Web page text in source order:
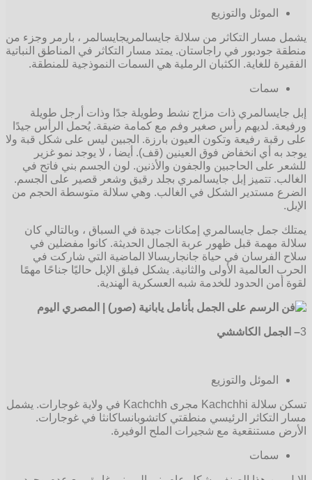
الموئل والتوزيع
يشمل مسار التكاثر من سلالة جايسالمريجايسالمر ، بارمر وجزء من
منطقة جودبور في راجاستان. يمتد مسار التكاثر في المناطق النباتية
الفقيرة للغاية. الكثبان الرملية هي السمات النموذجية للمنطقة.
سمات
إبل جايسالمري ذات مزاج نشط وطويلة جدًا وذات أرجل طويلة
ورفيعة. لديهم رأس صغير وفم مع كمامة ضيقة. يُحمل الرأس جيدًا
على رقبة رفيعة وتكون العيون بارزة. الجبين ليس على شكل قبة ولا
يوجد به أي انخفاض فوق العينين (قف). أيضا ، لا يوجد نمو غزير
للشعر على الحاجبين والجفون والأذنين. لون الجسم بني فاتح في
الغالب. تتميز إبل جايسالمري بجلد رقيق وشعر قصير على الجسم.
الضرع مستدير الشكل في الغالب. وهي سلالة متوسطة الحجم من
الإبل.
يمتلك جمل جايسالمري إمكانات جيدة في السباق ، وبالتالي كان
سلالة مهمة قبل ظهور عربة الجمال الحديثة. كانوا مفضلين في
سلاح الفرسان في حياة جانجاريسالا الماضية التي شاركت في
الحرب العالمية الأولى والثانية. يشكل فيلق الإبل حاليًا جناحًا مهمًا
لقوة أمن الحدود للخدمة شبه العسكرية الهندية.
3– الجمل الكاششي
الموئل والتوزيع
تسكن سلالة Kachchhi مجرى Kachchh في ولاية غوجارات. يشمل
مسار التكاثر الرئيسي منطقتي كاتشوبانساكانثا في غوجارات.
الأرض مستنقعية مع شجيرات الملح الوفيرة.
سمات